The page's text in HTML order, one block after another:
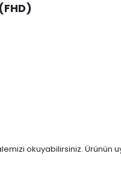
okuyabilirsiniz.